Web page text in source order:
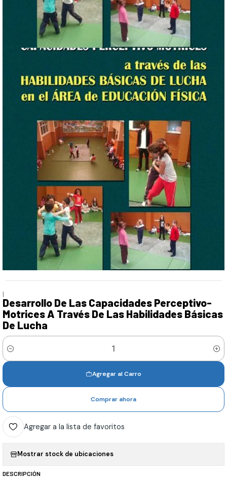
|
Desarrollo De Las Capacidades Perceptivo-
Motrices A Través De Las Habilidades Básicas
De Lucha
Cantidad
Agregar al Carro
Comprar ahora
Agregar a la lista de favoritos
Mostrar stock de ubicaciones
DESCRIPCIÓN